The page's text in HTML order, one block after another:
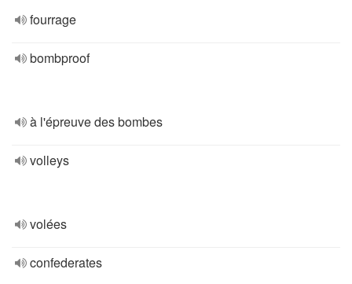
fourrage
bombproof
à l'épreuve des bombes
volleys
volées
confederates